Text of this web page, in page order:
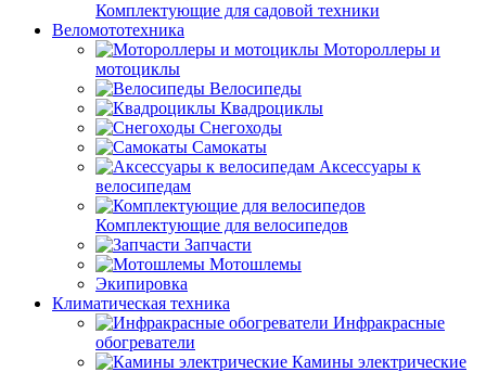
Комплектующие для садовой техники
Веломототехника
Мотороллеры и
мотоциклы
Велосипеды
Квадроциклы
Снегоходы
Самокаты
Аксессуары к
велосипедам
Комплектующие для велосипедов
Запчасти
Мотошлемы
Экипировка
Климатическая техника
Инфракрасные
обогреватели
Камины электрические